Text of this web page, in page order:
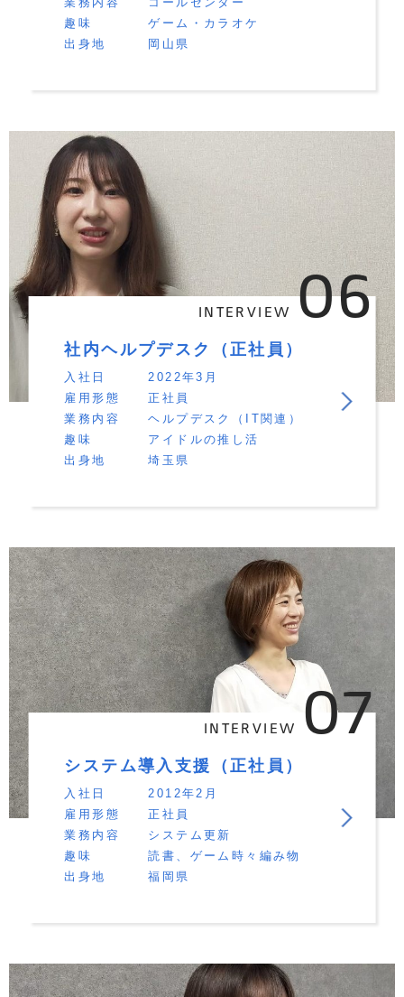
趣味
ゲーム・カラオケ
出身地
岡山県
社内ヘルプデスク（正社員）
入社日
2022年3月
雇用形態
正社員
業務内容
ヘルプデスク（IT関連）
趣味
アイドルの推し活
出身地
埼玉県
INTERVIEW 06
システム導入支援（正社員）
入社日
2012年2月
雇用形態
正社員
業務内容
システム更新
趣味
読書、ゲーム時々編み物
出身地
福岡県
INTERVIEW 07